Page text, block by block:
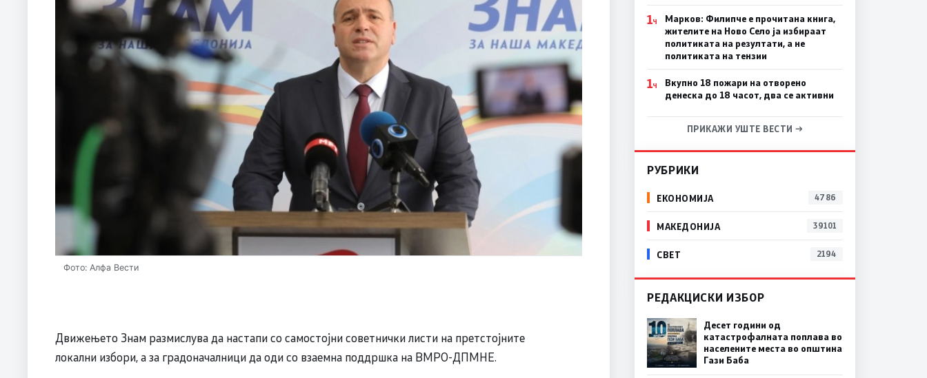
Фото: Алфа Вести
Движењето Знам размислува да настапи со самостојни советнички листи на претстојните
локални избори, а за градоначалници да оди со взаемна поддршка на ВМРО-ДПМНЕ.
1Ч
Марков: Филипче е прочитана книга,
жителите на Ново Село ја избираат
политиката на резултати, а не
политиката на тензии
1Ч
Вкупно 18 пожари на отворено
денеска до 18 часот, два се активни
ПРИКАЖИ УШТЕ ВЕСТИ →
РУБРИКИ
ЕКОНОМИЈА 4786
МАКЕДОНИЈА 39101
СВЕТ 2194
РЕДАКЦИСКИ ИЗБОР
Десет години од
катастрофалната поплава во
населените места во општина
Гази Баба